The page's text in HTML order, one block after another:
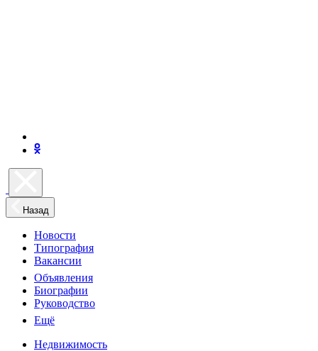
Назад
Новости
Типография
Вакансии
Объявления
Биографии
Руководство
Ещё
Недвижимость